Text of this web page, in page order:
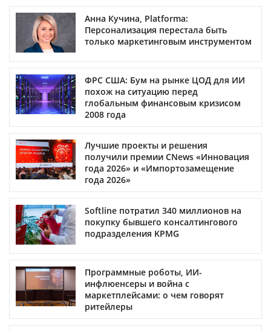
Анна Кучина, Platforma:
Персонализация перестала быть
только маркетинговым инструментом
ФРС США: Бум на рынке ЦОД для ИИ
похож на ситуацию перед
глобальным финансовым кризисом
2008 года
Лучшие проекты и решения
получили премии CNews «Инновация
года 2026» и «Импортозамещение
года 2026»
Softline потратил 340 миллионов на
покупку бывшего консалтингового
подразделения KPMG
Программные роботы, ИИ-
инфлюенсеры и война с
маркетплейсами: о чем говорят
ритейлеры